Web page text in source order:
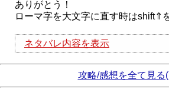
ありがとう！
ローマ字を大文字に直す時はshift⇑
ネタバレ内容を表示
攻略/感想を全て見る